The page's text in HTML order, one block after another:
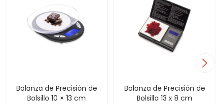
Balanza de Precisiòn de
Bolsillo 10 × 13 cm
Balanza de Precisión de
Bolsillo 13 x 8 cm